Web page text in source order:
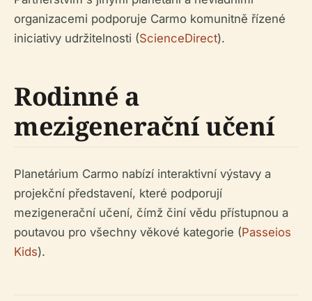
organizacemi podporuje Carmo komunitně řízené
iniciativy udržitelnosti (ScienceDirect).
Rodinné a
mezigenerační učení
Planetárium Carmo nabízí interaktivní výstavy a
projekční představení, které podporují
mezigenerační učení, čímž činí vědu přístupnou a
poutavou pro všechny věkové kategorie (Passeios
Kids).